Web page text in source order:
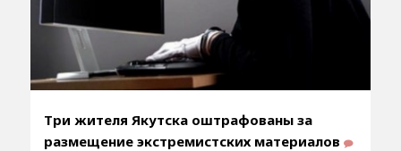
Три жителя Якутска оштрафованы за
размещение экстремистских материалов